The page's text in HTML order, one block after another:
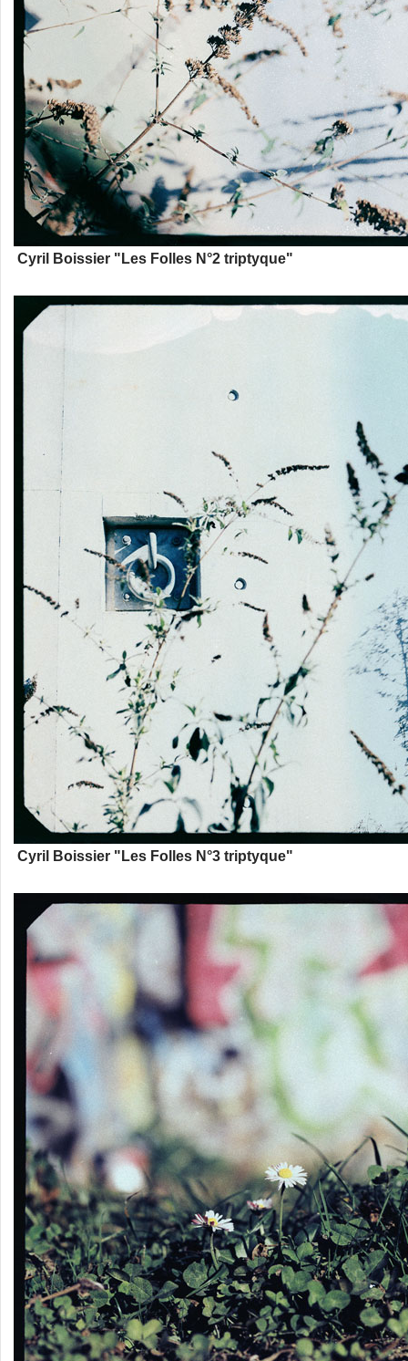
Cyril Boissier "Les Folles N°2 triptyque"
Cyril Boissier "Les Folles N°3 triptyque"